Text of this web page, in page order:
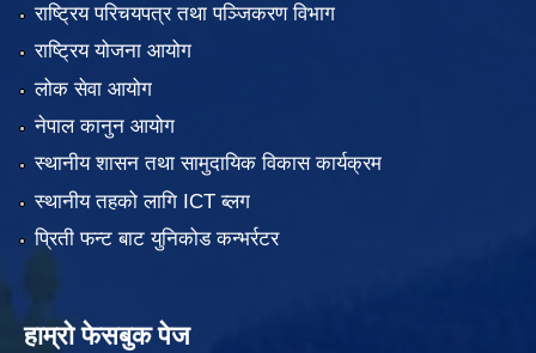
राष्ट्रिय परिचयपत्र तथा पञ्जिकरण विभाग
राष्ट्रिय योजना आयोग
लोक सेवा आयोग
नेपाल कानुन आयोग
स्थानीय शासन तथा सामुदायिक विकास कार्यक्रम
स्थानीय तहको लागि ICT ब्लग
प्रिती फन्ट बाट युनिकोड कन्भर्रटर
हाम्रो फेसबुक पेज